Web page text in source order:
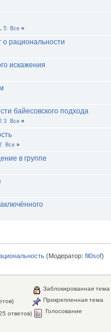
5 Все »
о рациональности
искажения
байесовского подхода
3 Все »
Все »
в группе
(Модератор: fil0sof)
ответов)
Заблокированная тема
Прикрепленная тема
Голосование